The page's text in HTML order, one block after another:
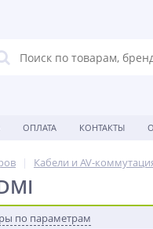
ОПЛАТА КОНТАКТЫ
Кабели и AV-
по параметрам